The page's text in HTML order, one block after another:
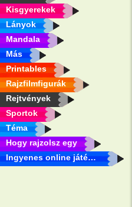
Kisgyerekek
Lányok
Mandala
Más
Printables
Rajzfilmfigurák
Rejtvények
Sportok
Téma
Hogy rajzolsz egy
Ingyenes online játékok